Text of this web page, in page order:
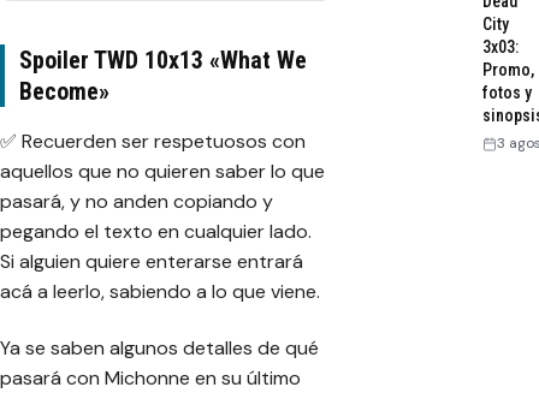
Spoiler TWD 10x13 «What We
Become»
✅ Recuerden ser respetuosos con
aquellos que no quieren saber lo que
pasará, y no anden copiando y
pegando el texto en cualquier lado.
Si alguien quiere enterarse entrará
acá a leerlo, sabiendo a lo que viene.
Ya se saben algunos detalles de qué
pasará con Michonne en su último
City
3x03:
Promo,
fotos y
3